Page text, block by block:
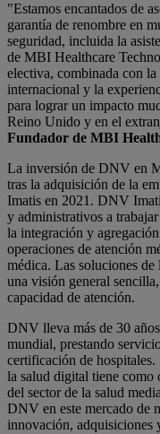
"Estamos encantados de
garantía de renombre en
seguridad, incluida la
de MBI Healthcare
electiva, combinada con
internacional y la
para lograr un impacto
Reino Unido y en el
Fundador de MBI
La inversión de DNV en
tras la adquisición de la
Imatis en 2021. DNV
y administrativos a
la integración y
operaciones de atención
médica. Las soluciones
una visión general
capacidad de atención.
DNV lleva más de 30
mundial, prestando
certificación de
la salud digital tiene
del sector de la salud
DNV en este mercado de
innovación, adquisiciones